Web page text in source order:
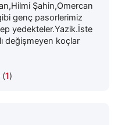
Şahin,Omercan
genç pasorlerimiz
yedekteler.Yazik.İste
değişmeyen koçlar
(1)